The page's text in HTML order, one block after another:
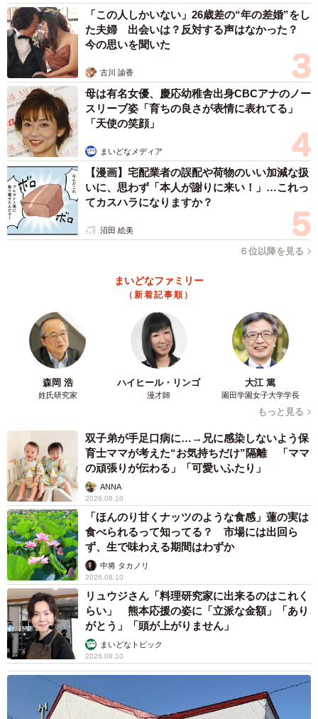
「この人しかいない」26歳差の“年の差婚”をし
た夫婦 出会いは？反対する声はなかった？
今の思いを聞いた
古川 諭香
母は有名女優、慶応幼稚舎出身CBCアナのノー
スリーブ姿「育ちの良さが表情に表れてる」
「天使の笑顔」
まいどなメディア
【漫画】宅配業者の誤配や荷物のいい加減な扱
いに、思わず「本人が謝りに来い！」…これっ
てカスハラになりますか？
沼田 絵美
６位以降を見る
まいどなファミリー
（新着記事順）
森岡 浩
姓氏研究家
ハイヒール・リンゴ
漫才師
大江 篤
園田学園女子大学学長
もっと見る
双子弟が手足口病に…→兄に感染しないよう保
育士ママが考えた“お気持ちだけ”隔離 「ママ
の頑張りが伝わる」「可愛いふたり」
ANNA
2026.08.10
「ほんのり甘くナッツのような食感」蓮の実は
食べられるって知ってる？ 市場には出回ら
ず、生で味わえる期間はわずか
中将 タカノリ
2026.08.10
リュウジさん「料理研究家に出来るのはこれく
らい」 熊本応援の姿に「立派な金額」「あり
がとう」「頭が上がりません」
まいどなトピック
2026.08.10